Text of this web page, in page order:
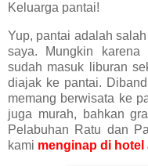
Keluarga pantai!
Yup, pantai adalah
saya. Mungkin
sudah masuk liburan
diajak ke pantai.
memang berwisata ke
juga murah, bahkan
Pelabuhan Ratu dan
kami menginap di hotel